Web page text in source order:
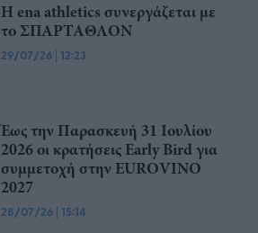
Η ena athletics συνεργάζεται με
το ΣΠΑΡΤΑΘΛΟΝ
29/07/26 | 12:23
Έως την Παρασκευή 31 Ιουλίου
2026 οι κρατήσεις Early Bird για
συμμετοχή στην EUROVINO
2027
28/07/26 | 15:14